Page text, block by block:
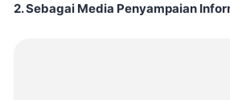
2. Sebagai Media Penyampaian